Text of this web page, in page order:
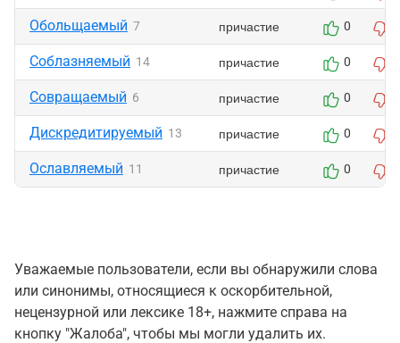
Обольщаемый 7 причастие 0
Соблазняемый 14 причастие 0
Совращаемый 6 причастие 0
Дискредитируемый 13 причастие 0
Ославляемый 11 причастие 0
Уважаемые пользователи, если вы обнаружили слова
или синонимы, относящиеся к оскорбительной,
нецензурной или лексике 18+, нажмите справа на
кнопку "Жалоба", чтобы мы могли удалить их.